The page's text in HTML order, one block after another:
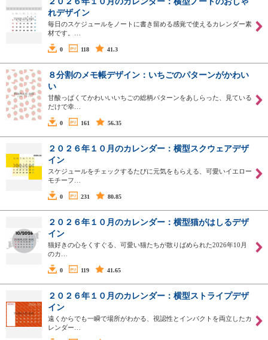
れデザイン
毎日のスケジュールをノートに書き留める感覚で使えるカレンダー素
材です。…
0 118 41.3
８分割のメモ帳デザイン：いちごのパターンがかわい
い
甘酸っぱくてかわいいいちごの総柄パターンをあしらった、見ている
だけで幸…
0 161 56.35
２０２６年１０月のカレンダー：横型スクウェアデザ
イン
スケジュールをチェックするたびに元気をもらえる、可愛いイエロー
モチーフ…
0 231 80.85
２０２６年１０月のカレンダー：横型猫がはしるデザ
イン
猫好きの心をくすぐる、可愛い猫たちが散りばめられた2026年10月
のカ…
0 119 41.65
２０２６年１０月のカレンダー：横型ストライプデザ
イン
遠くからでも一瞬で場所がわかる、視認性とインパクトを両立したカ
レンダー…